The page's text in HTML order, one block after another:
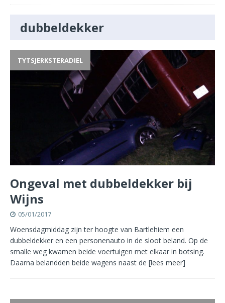
dubbeldekker
TYTSJERKSTERADIEL
Ongeval met dubbeldekker bij
Wijns
05/01/2017
Woensdagmiddag zijn ter hoogte van Bartlehiem een
dubbeldekker en een personenauto in de sloot beland. Op de
smalle weg kwamen beide voertuigen met elkaar in botsing.
Daarna belandden beide wagens naast de [lees meer]